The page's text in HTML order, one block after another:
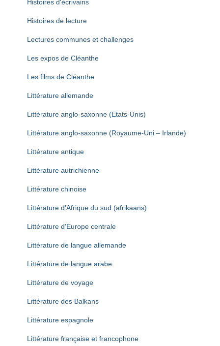
Histoires d'écrivains
Histoires de lecture
Lectures communes et challenges
Les expos de Cléanthe
Les films de Cléanthe
Littérature allemande
Littérature anglo-saxonne (Etats-Unis)
Littérature anglo-saxonne (Royaume-Uni – Irlande)
Littérature antique
Littérature autrichienne
Littérature chinoise
Littérature d'Afrique du sud (afrikaans)
Littérature d'Europe centrale
Littérature de langue allemande
Littérature de langue arabe
Littérature de voyage
Littérature des Balkans
Littérature espagnole
Littérature française et francophone